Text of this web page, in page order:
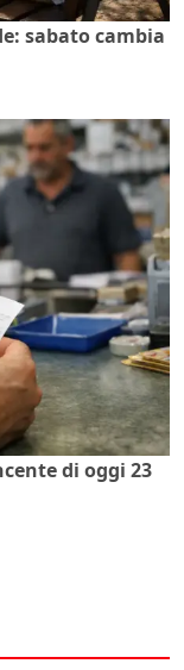
sabato cambia
di oggi 23